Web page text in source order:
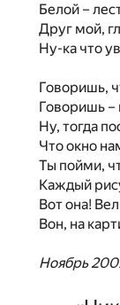
Белой –
Друг мой,
Ну-ка что
Говоришь,
Говоришь –
Ну, тогда
Что окно
Ты пойми,
Каждый
Вот она!
Вон, на
Ноябрь